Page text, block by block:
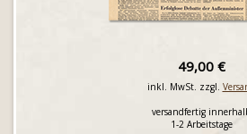
49,00 €
inkl. MwSt. zzgl.
versandfertig
1-2 Arbeitstage